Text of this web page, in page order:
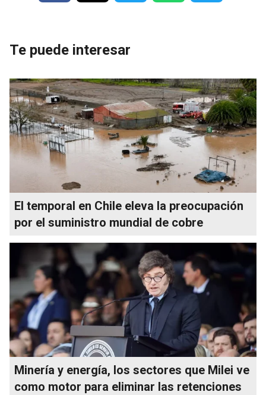
Te puede interesar
El temporal en Chile eleva la preocupación
por el suministro mundial de cobre
Minería y energía, los sectores que Milei ve
como motor para eliminar las retenciones